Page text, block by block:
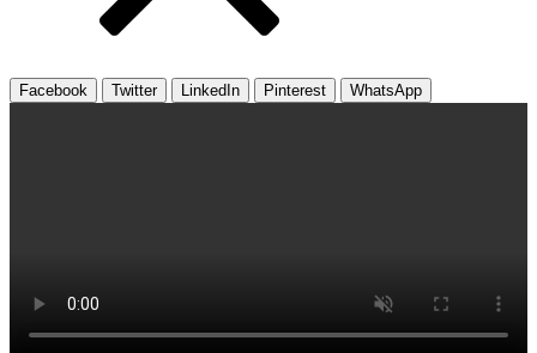
Facebook Twitter LinkedIn Pinterest WhatsApp